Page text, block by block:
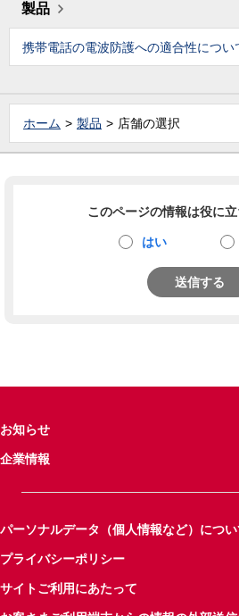
製品
携帯電話の電波防護への適合性につい
ホーム 製品 店舗の選択
このページの情報は役に
はい
送信する
お知らせ
企業情報
パーソナルデータ（個人情報など）につい
プライバシーポリシー
サイトご利用にあたって